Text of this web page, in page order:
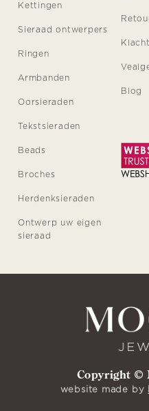
Kettingen
Sieraad ontwerpers
Ringen
Armbanden
Oorsieraden
Tekstsieraden
Beads
Broches
Herdenksieraden
Ontwerp uw eigen
sieraad
Blog
Copyright ©
website made by